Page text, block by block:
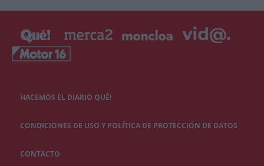
HACEMOS EL DIARIO QUÉ!
CONDICIONES DE USO Y POLÍTICA DE PROTECCIÓN DE DATOS
CONTACTO